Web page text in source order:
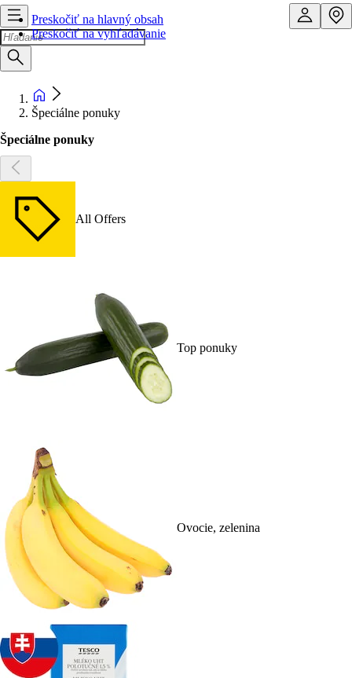
Preskočiť na hlavný obsah
Preskočiť na vyhľadávanie
Špeciálne ponuky
Špeciálne ponuky
All Offers
Top ponuky
Ovocie, zelenina